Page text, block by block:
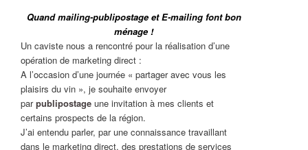
Quand mailing-publipostage et E-mailing font bon
ménage !
Un caviste nous a rencontré pour la réalisation d’une
opération de marketing direct :
A l’occasion d’une journée « partager avec vous les
plaisirs du vin », je souhaite envoyer
parpublipostageune invitation à mes clients et
certains prospects de la région.
J’ai entendu parler, par une connaissance travaillant
dans le marketing direct, des prestations de services